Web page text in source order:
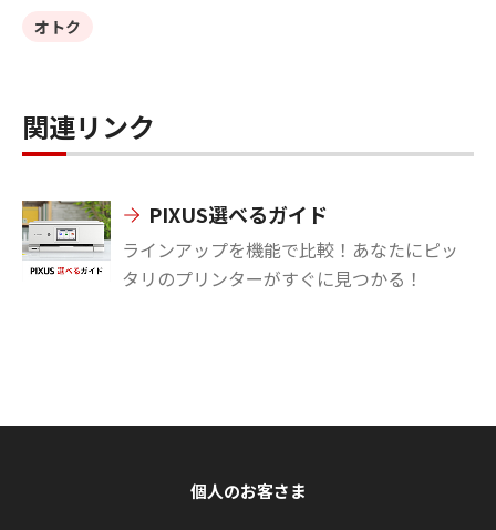
オトク
関連リンク
PIXUS選べるガイド
ラインアップを機能で比較！あなたにピッ
タリのプリンターがすぐに見つかる！
個人のお客さま